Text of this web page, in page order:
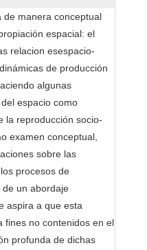
de manera conceptual
espacial: el
relacion esespacio-
de producción
algunas
espacio como
la reproducción socio-
examen conceptual,
sobre las
procesos de
de un abordaje
aspira a que esta
fines no contenidos en el
profunda de dichas